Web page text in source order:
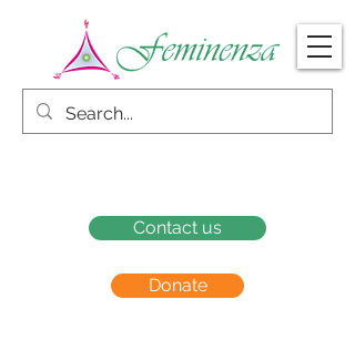
Donate
Contact us